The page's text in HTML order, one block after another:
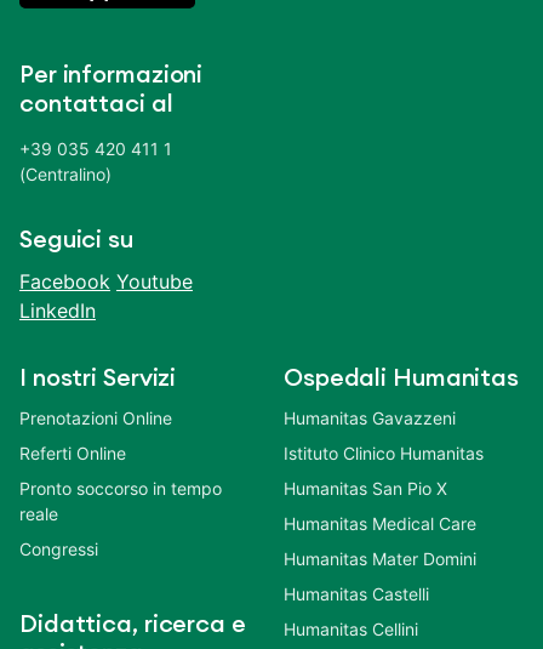
Per informazioni
contattaci al
+39 035 420 411 1
(Centralino)
Seguici su
Facebook Youtube
LinkedIn
I nostri Servizi
Prenotazioni Online
Referti Online
Pronto soccorso in tempo
reale
Congressi
Didattica, ricerca e
Ospedali Humanitas
Humanitas Gavazzeni
Istituto Clinico Humanitas
Humanitas San Pio X
Humanitas Medical Care
Humanitas Mater Domini
Humanitas Castelli
Humanitas Cellini